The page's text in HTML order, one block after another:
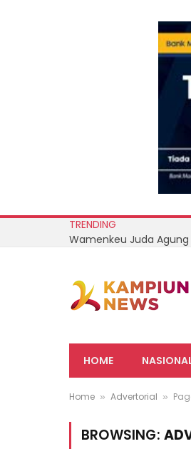
TRENDING
HOME
Home » Advertorial »
BROWSING: